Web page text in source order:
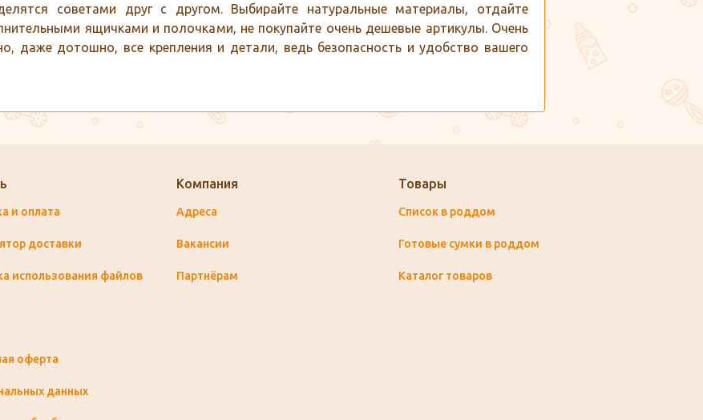
советами друг с другом. Выбирайте натуральные материалы, отдайте
ящичками и полочками, не покупайте очень дешевые артикулы. Очень
даже дотошно, все крепления и детали, ведь безопасность и удобство вашего
и оплата
доставки
использования файлов
оферта
данных
Компания
Адреса
Вакансии
Партнёрам
Товары
Список в роддом
Готовые сумки в роддом
Каталог товаров